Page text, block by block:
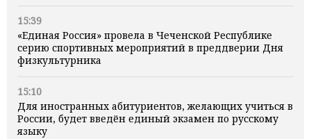
15:39
«Единая Россия» провела в Чеченской Республике
серию спортивных мероприятий в преддверии Дня
физкультурника
15:10
Для иностранных абитуриентов, желающих учиться в
России, будет введён единый экзамен по русскому
языку